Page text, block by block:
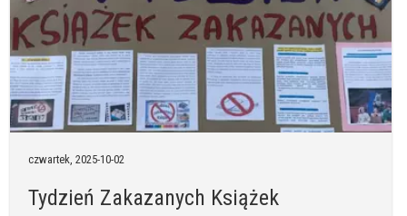
czwartek,2025-10-02
Tydzień Zakazanych Książek